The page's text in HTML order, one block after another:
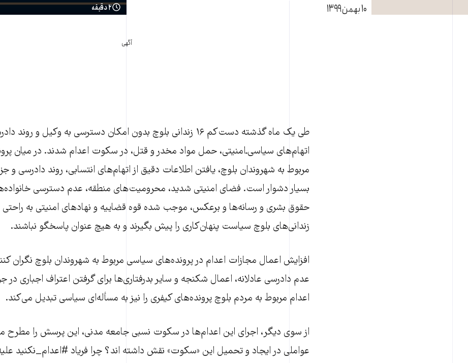
۱۰ بهمن ۱۳۹۹ ۲ دقیقه
آگهی
طی یک ماه گذشته دست‌کم ۱۶ زندانی بلوچ بدون امکان دسترسی به وکیل و روند
اتهام‌های سیاسی‌ـ‌امنیتی، حمل مواد مخدر و قتل، در سکوت اعدام شدند. در میان
مربوط به شهروندان بلوچ‌، یافتن اطلاعات دقیق از اتهام‌های انتسابی، روند دادرسی و
بسیار دشوار است. فضای امنیتی شدید، محرومیت‌های منطقه، عدم دسترسی
حقوق بشری و رسانه‌ها و برعکس، موجب شده قوه قضاییه و نهادهای امنیتی به راحتی
زندانی‌های بلوچ سیاست پنهان‌کاری را پیش بگیرند و به هیچ عنوان پاسخگو نباشند.
افزایش اعمال مجازات اعدام در پرونده‌های سیاسی مربوط به شهروندان بلوچ‌ نگران
عدم دادرسی عادلانه، اعمال شکنجه و سایر بدرفتاری‌ها برای گرفتن اعتراف اجباری در
اعدام مربوط به مردم بلوچ‌ پرونده‌های کیفری را نیز به مسأله‌ای سیاسی تبدیل می‌کند.
از سوی دیگر، اجرای این اعدام‌ها در سکوت نسبی جامعه مدنی، این پرسش را مطرح
عواملی در ایجاد و تحمیل این «سکوت» نقش داشته اند؟‌ چرا فریاد #اعدام_نکنید